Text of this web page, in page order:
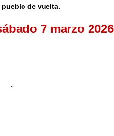
pueblo de vuelta.
7 marzo 2026